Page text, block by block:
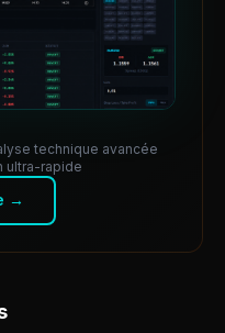
technique avancée
ultra-rapide
→